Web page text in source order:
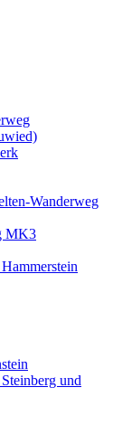
Wanderweg
MK3
und